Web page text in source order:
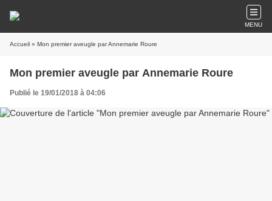
MENU
Accueil » Mon premier aveugle par Annemarie Roure
Mon premier aveugle par Annemarie Roure
Publié le 19/01/2018 à 04:06